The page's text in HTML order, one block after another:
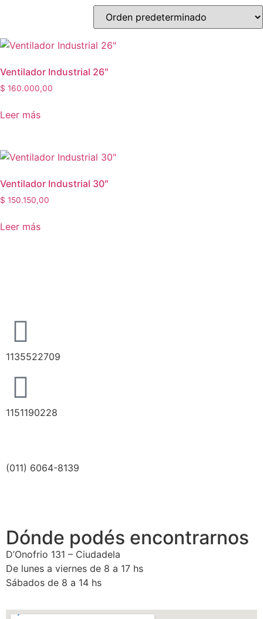
Ventilador Industrial 26″
$ 160.000,00
Leer más
Ventilador Industrial 30″
$ 150.150,00
Leer más
1135522709
1151190228
(011) 6064-8139
Dónde podés encontrarnos
D’Onofrio 131 – Ciudadela
De lunes a viernes de 8 a 17 hs
Sábados de 8 a 14 hs